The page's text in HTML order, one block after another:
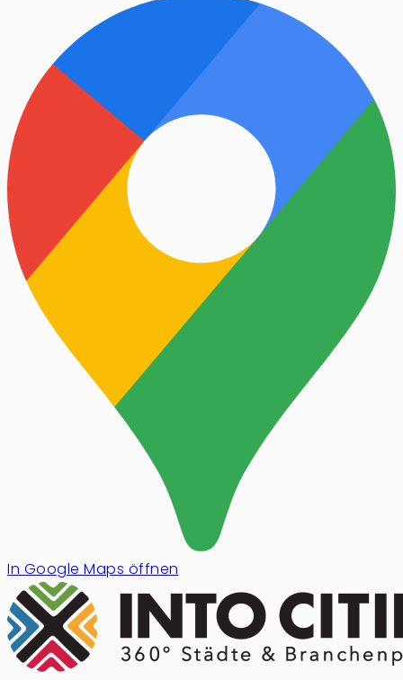
In Google Maps öffnen